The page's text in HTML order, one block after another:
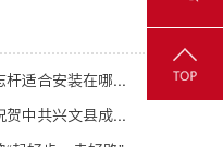
门架式交通标志杆适合安装在哪些地方？
耀霖交通热烈祝贺中共兴文县成都流动党员武侯区支部委员会正式成立